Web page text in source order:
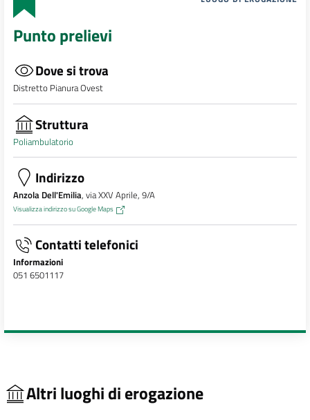
Punto prelievi
Dove si trova
Distretto Pianura Ovest
Struttura
Poliambulatorio
Indirizzo
Anzola Dell'Emilia, via XXV Aprile, 9/A
Visualizza indirizzo su Google Maps
Contatti telefonici
Informazioni
051 6501117
Altri luoghi di erogazione